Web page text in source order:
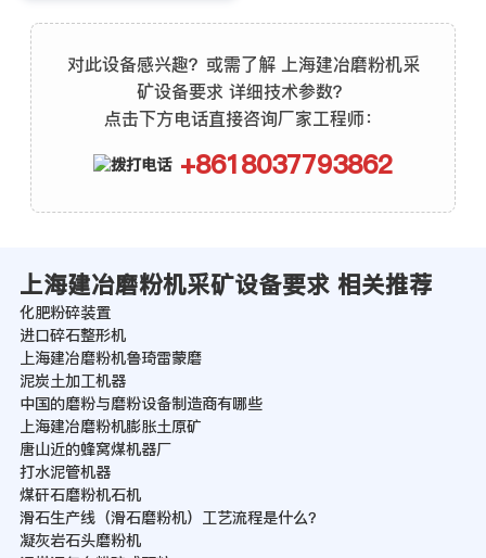
对此设备感兴趣？或需了解 上海建冶磨粉机采
矿设备要求 详细技术参数？
点击下方电话直接咨询厂家工程师：
+8618037793862
上海建冶磨粉机采矿设备要求 相关推荐
化肥粉碎装置
进口碎石整形机
上海建冶磨粉机鲁琦雷蒙磨
泥炭土加工机器
中国的磨粉与磨粉设备制造商有哪些
上海建冶磨粉机膨胀土原矿
唐山近的蜂窝煤机器厂
打水泥管机器
煤矸石磨粉机石机
滑石生产线（滑石磨粉机）工艺流程是什么？
凝灰岩石头磨粉机